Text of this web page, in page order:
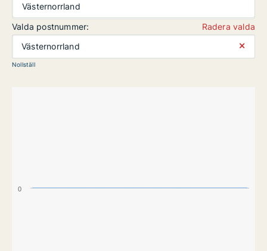
Västernorrland
Valda postnummer:
Radera valda
Västernorrland
⨯
Nollställ
0